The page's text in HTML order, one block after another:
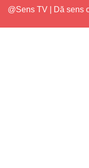
@Sens TV | Dă sens